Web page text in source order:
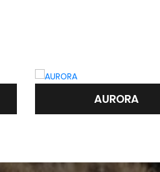
AURORA